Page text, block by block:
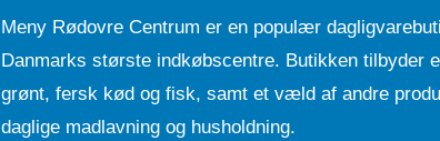
Meny Rødovre Centrum er en populær
Danmarks største indkøbscentre. Butikken tilbyder
grønt, fersk kød og fisk, samt et væld af andre
daglige madlavning og husholdning.